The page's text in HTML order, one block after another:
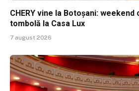
CHERY vine la Botoșani:
tombolă la Casa Lux
7 august 2026